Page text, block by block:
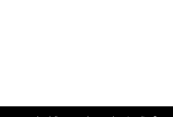
©2026 Vincenzo Di Michele | Powered by